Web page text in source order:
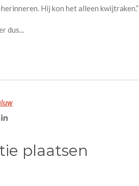
Hij kon het alleen kwijtraken.”
dus...
S
e
plaatsen